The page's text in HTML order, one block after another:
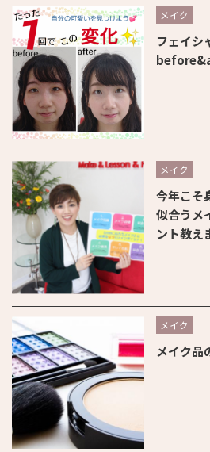
メイク
フェイシ
メイク
今年こ
似合うメ
ント教え
メイク
メイク品